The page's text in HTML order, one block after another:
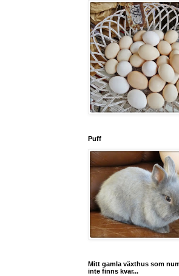
Puff
Mitt gamla växthus som
inte finns kvar...